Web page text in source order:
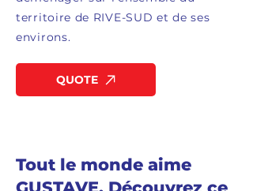
territoire de RIVE-SUD et de ses
environs.
QUOTE
Tout le monde aime